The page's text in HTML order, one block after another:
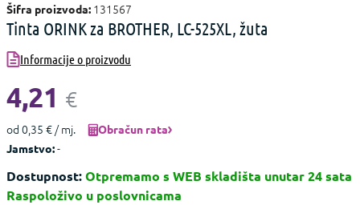
Šifra proizvoda: 131567
Tinta ORINK za BROTHER, LC-525XL, žuta
Informacije o proizvodu
4,21 €
od 0,35 € / mj.
Obračun rata
Jamstvo:-
Dostupnost:Otpremamo s WEB skladišta unutar 24 sata
Raspoloživo u poslovnicama